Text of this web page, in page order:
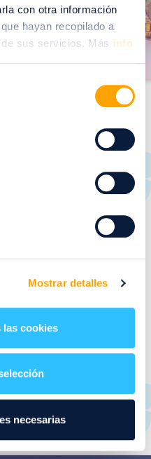
con otra información
hayan recopilado a
sus servicios. Más info
Mostrar detalles
las cookies
necesarias
Descubre las mejores
Sus datos de contacto y
para que
para navegar por